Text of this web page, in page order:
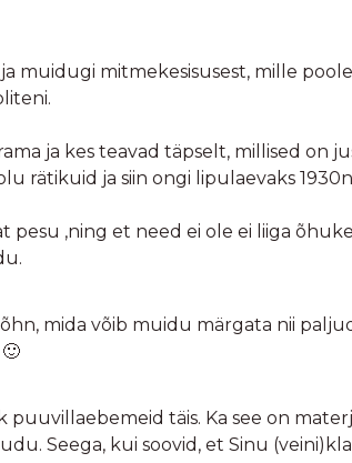
muidugi mitmekesisusest, mille
ja kes teavad täpselt, millised on
rätikuid ja siin ongi lipulaevaks
,ning et need ei ole ei liiga
mida võib muidu märgata nii
puuvillaebemeid täis. Ka see on
Seega, kui soovid, et Sinu